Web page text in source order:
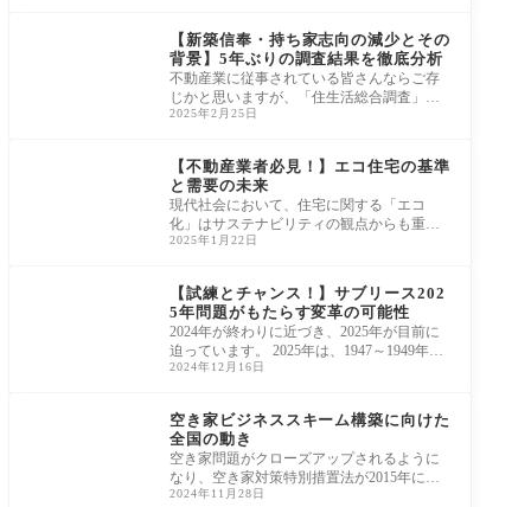
【新築信奉・持ち家志向の減少とその
背景】5年ぶりの調査結果を徹底分析
不動産業に従事されている皆さんならご存
じかと思いますが、「住生活総合調査」と
「住宅・土地統計調査」は、日本における
2025年2月25日
【不動産業者必見！】エコ住宅の基準
と需要の未来
現代社会において、住宅に関する「エコ
化」はサステナビリティの観点からも重要
な課題とされています。 例えば、中古住宅
2025年1月22日
【試練とチャンス！】サブリース202
5年問題がもたらす変革の可能性
2024年が終わりに近づき、2025年が目前に
迫っています。 2025年は、1947～1949年生
まれの団塊の世代が75歳以上の後期高齢者
2024年12月16日
空き家ビジネススキーム構築に向けた
全国の動き
空き家問題がクローズアップされるように
なり、空き家対策特別措置法が2015年に施
行されましたが、空き家の利活用に関わる
2024年11月28日